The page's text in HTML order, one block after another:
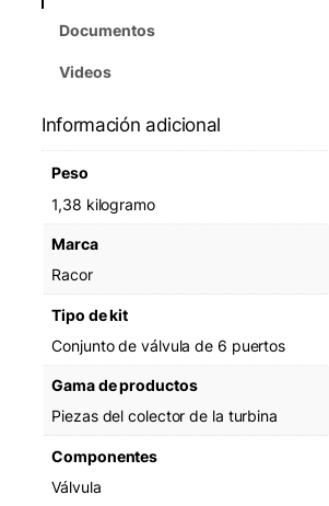
P
o
V
v
s
m
Documentos
Videos
Información adicional
Peso
1,38 kilogramo
Marca
Racor
Tipo de kit
Conjunto de válvula de 6 puertos
Gama de productos
Piezas del colector de la turbina
Componentes
Válvula